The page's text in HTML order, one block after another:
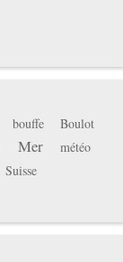
bouffe Boulot
Mer
météo
Suisse